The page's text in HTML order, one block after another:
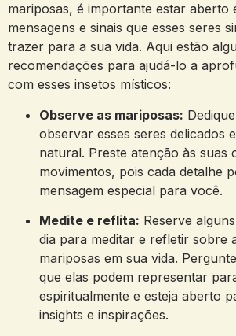
mariposas, é importante estar aberto
mensagens e sinais que esses seres
trazer para a sua vida. Aqui estão
recomendações para ajudá-lo a
com esses insetos místicos:
Observe as mariposas:
observar esses seres delicados
natural. Preste atenção às suas
movimentos, pois cada detalhe
mensagem especial para você.
Medite e reflita: Reserve
dia para meditar e refletir sobre
mariposas em sua vida.
que elas podem representar
espiritualmente e esteja aberto
insights e inspirações.